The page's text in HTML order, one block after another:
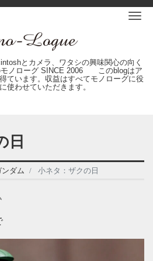
とカメラ、ワタシの興味関心の向く
モノローグ SINCE 2006 このblogはア
ています。収益はすべてモノローグに役
使わせていただきます。
日
ンダム 小ネタ：ザクの日